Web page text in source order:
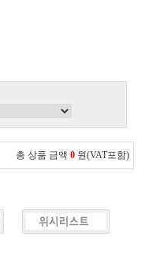
총 상품 금액 0 원(VAT포함)